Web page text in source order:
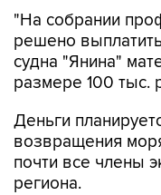
судна "Янина"
размере 100 тыс.
Деньги
почти все члены
региона.
Пока неизвестно,